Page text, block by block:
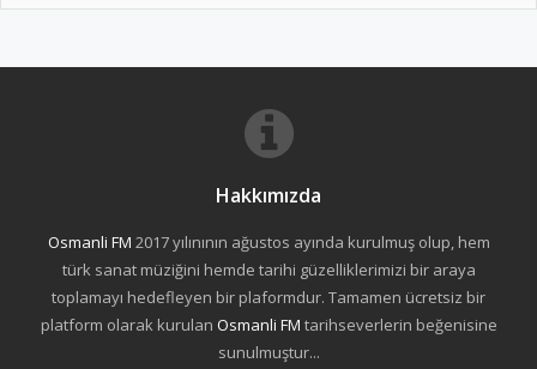
Hakkımızda
Osmanli FM 2017 yılınının ağustos ayında kurulmuş olup, hem
türk sanat müziğini hemde tarihi güzelliklerimizi bir araya
toplamayı hedefleyen bir plaformdur. Tamamen ücretsiz bir
platform olarak kurulan Osmanli FM tarihseverlerin beğenisine
sunulmuştur...